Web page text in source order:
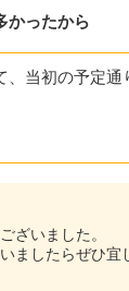
かったから
、当初の予定通
ざいました。
ましたらぜひ宜